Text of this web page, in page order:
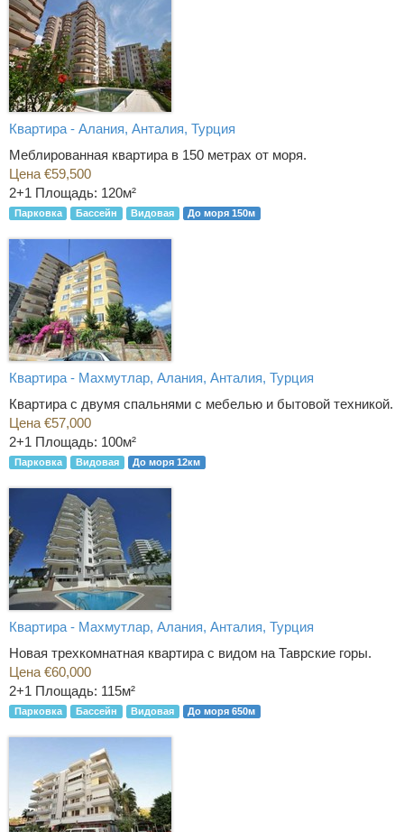
Квартира - Алания, Анталия, Турция
Меблированная квартира в 150 метрах от моря.
Цена €59,500
2+1 Площадь: 120м²
Парковка Бассейн Видовая До моря 150м
Квартира - Махмутлар, Алания, Анталия, Турция
Квартира с двумя спальнями с мебелью и бытовой техникой.
Цена €57,000
2+1 Площадь: 100м²
Парковка Видовая До моря 12км
Квартира - Махмутлар, Алания, Анталия, Турция
Новая трехкомнатная квартира с видом на Таврские горы.
Цена €60,000
2+1 Площадь: 115м²
Парковка Бассейн Видовая До моря 650м